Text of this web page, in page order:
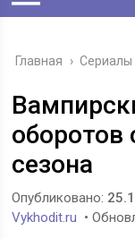
Главная › Сериалы
оборотов
сезона
Опубликовано:
Vykhodit.ru •